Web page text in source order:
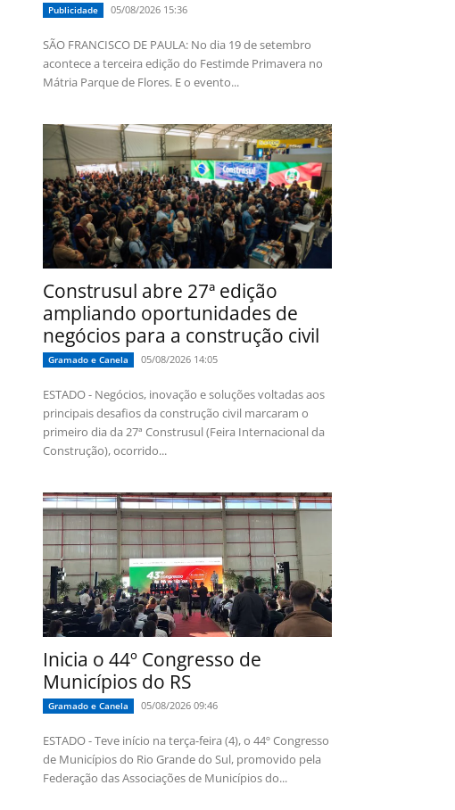
Publicidade 05/08/2026 15:36
SÃO FRANCISCO DE PAULA: No dia 19 de setembro
acontece a terceira edição do Festimde Primavera no
Mátria Parque de Flores. E o evento...
Construsul abre 27ª edição
ampliando oportunidades de
negócios para a construção civil
Gramado e Canela 05/08/2026 14:05
ESTADO - Negócios, inovação e soluções voltadas aos
principais desafios da construção civil marcaram o
primeiro dia da 27ª Construsul (Feira Internacional da
Construção), ocorrido...
Inicia o 44º Congresso de
Municípios do RS
Gramado e Canela 05/08/2026 09:46
ESTADO - Teve início na terça-feira (4), o 44º Congresso
de Municípios do Rio Grande do Sul, promovido pela
Federação das Associações de Municípios do...